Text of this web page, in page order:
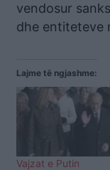
vendosur
dhe entiteteve
Lajme të ngjashme:
Vajzat e Putin